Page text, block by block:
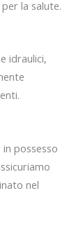
la salute.
idraulici,
possesso
nel